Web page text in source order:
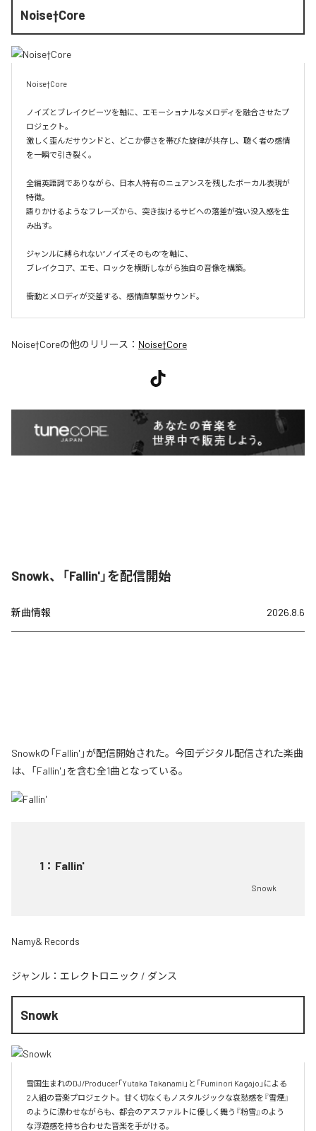
Noise†Core
Noise†Core
ノイズとブレイクビーツを軸に、エモーショナルなメロディを融合させたプ
ロジェクト。
激しく歪んだサウンドと、どこか儚さを帯びた旋律が共存し、聴く者の感情
を一瞬で引き裂く。
全編英語詞でありながら、日本人特有のニュアンスを残したボーカル表現が
特徴。
語りかけるようなフレーズから、突き抜けるサビへの落差が強い没入感を生
み出す。
ジャンルに縛られない“ノイズそのもの”を軸に、
ブレイクコア、エモ、ロックを横断しながら独自の音像を構築。
衝動とメロディが交差する、感情直撃型サウンド。
Noise†Coreの他のリリース： Noise†Core
Snowk、「Fallin'」を配信開始
新曲情報 2026.8.6
Snowkの「Fallin'」が配信開始された。今回デジタル配信された楽曲
は、「Fallin'」を含む全1曲となっている。
1 ： Fallin'
Snowk
Namy& Records
ジャンル： エレクトロニック / ダンス
Snowk
雪国生まれのDJ/Producer「Yutaka Takanami」と「Fuminori Kagajo」による
2人組の音楽プロジェクト。甘く切なくもノスタルジックな哀愁感を『雪煙』
のように漂わせながらも、都会のアスファルトに優しく舞う『粉雪』のよう
な浮遊感を持ち合わせた音楽を手がける。